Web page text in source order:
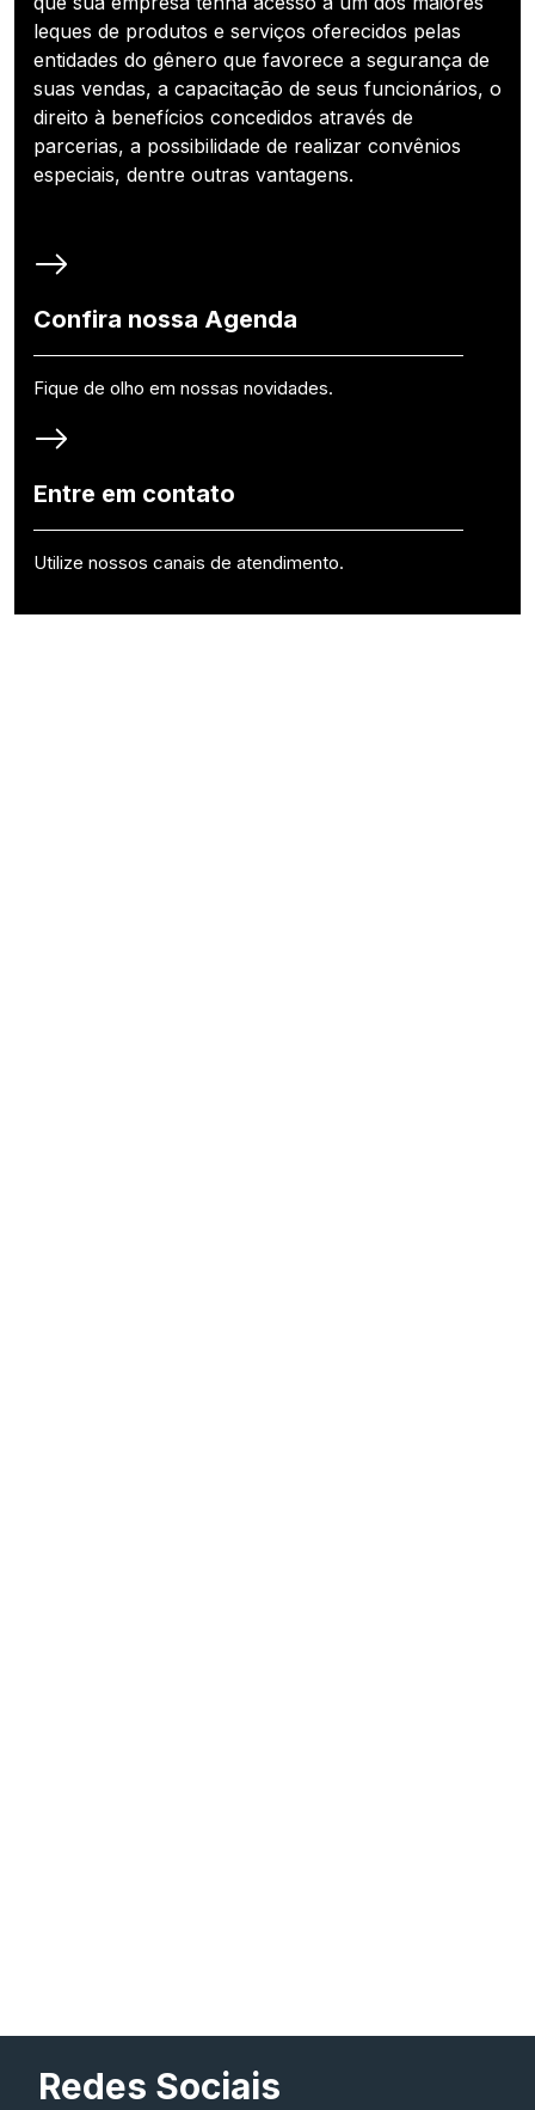
leques de produtos e serviços oferecidos pelas
entidades do gênero que favorece a segurança de
suas vendas, a capacitação de seus funcionários, o
direito à benefícios concedidos através de
parcerias, a possibilidade de realizar convênios
especiais, dentre outras vantagens.
Confira nossa Agenda
Fique de olho em nossas novidades.
Entre em contato
Utilize nossos canais de atendimento.
Redes Sociais